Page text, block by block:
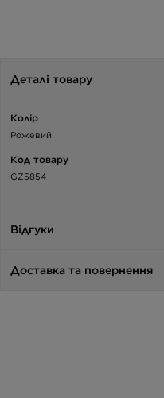
Деталі товару
Колір
Рожевий
Код товару
GZ5854
Відгуки
Доставка та повернення